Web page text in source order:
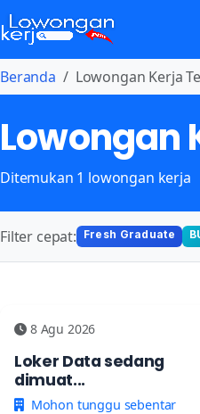
Beranda Lowongan Kerja
Lowongan
Ditemukan 1 lowongan kerja
Filter cepat: Fresh Graduate
8 Agu 2026
Loker Data sedang
dimuat...
Mohon tunggu sebentar